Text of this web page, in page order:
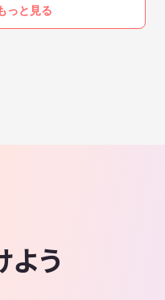
っと見る
よう